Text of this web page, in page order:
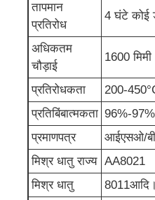
एल्यूमीनियम चेकर प्लेट
उभरा एल्यूमीनियम
एल्यूमीनियम पन्नी
एल्यूमीनियम हनीकॉम्ब पैनल
तापमान
प्रतिरोध
4 घंटे कोई
अधिकतम
चौड़ाई
1600 मिमी
प्रतिरोधकता
200-
प्रतिबिंबात्मकता 96%-97%
प्रमाणपत्र
आईएसओ/
मिश्र धातु राज्य AA8021
मिश्र धातु
8011आदि।